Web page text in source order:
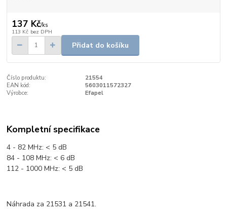
137 Kč/ks
113 Kč bez DPH
Přidat do košíku
Číslo produktu:
21554
EAN kód:
5603011572327
Výrobce:
Efapel
Kompletní specifikace
4 - 82 MHz: < 5 dB
84 - 108 MHz: < 6 dB
112 - 1000 MHz: < 5 dB
Náhrada za 21531 a 21541.